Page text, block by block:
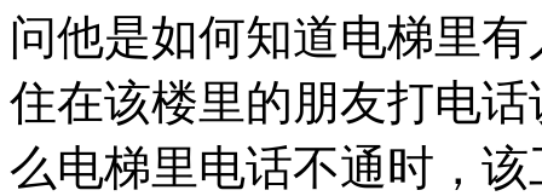
问他是如何知道电梯里
住在该楼里的朋友打电
么电梯里电话不通时，